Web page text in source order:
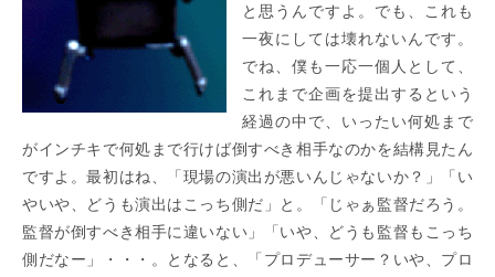
と思うんですよ。でも、これも
一夜にしては壊れないんです。
でね、僕も一応一個人として、
これまで企画を提出するという
経過の中で、いったい何処まで
がインチキで何処まで行けば倒すべき相手なのかを結構見たん
ですよ。最初はね、「現場の演出が悪いんじゃないか？」「い
やいや、どうも演出はこっち側だ」と。「じゃぁ監督だろう。
監督が倒すべき相手に違いない」「いや、どうも監督もこっち
側だなー」・・・。となると、「プロデューサー？いや、プロ